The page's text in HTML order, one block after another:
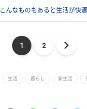
こんなものもあると生活が快
1 2
生活 暮らし 新生活